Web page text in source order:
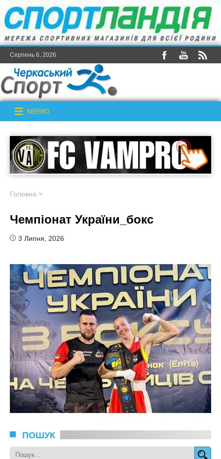
Серпень 6, 2026
МЕНЮ
Головна >
Чемпіонат України_бокс
3 Липня, 2026
ПОШУК